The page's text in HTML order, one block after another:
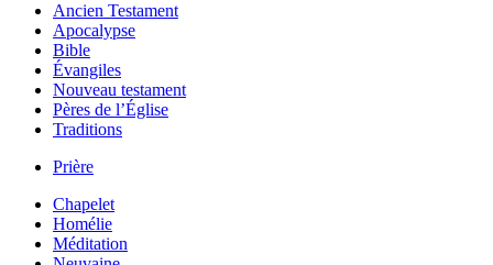
Ancien Testament
Apocalypse
Bible
Évangiles
Nouveau testament
Pères de l’Église
Traditions
Prière
Chapelet
Homélie
Méditation